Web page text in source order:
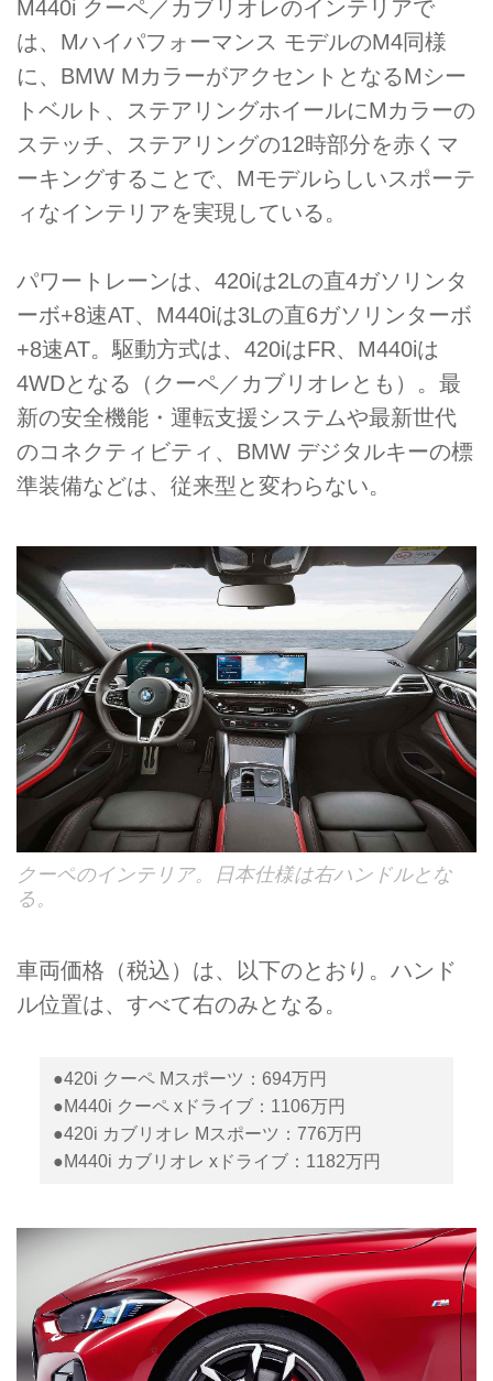
M440i クーペ／カブリオレのインテリアで
は、Mハイパフォーマンス モデルのM4同様
に、BMW MカラーがアクセントとなるMシー
トベルト、ステアリングホイールにMカラーの
ステッチ、ステアリングの12時部分を赤くマ
ーキングすることで、Mモデルらしいスポーテ
ィなインテリアを実現している。
パワートレーンは、420iは2Lの直4ガソリンタ
ーボ+8速AT、M440iは3Lの直6ガソリンターボ
+8速AT。駆動方式は、420iはFR、M440iは
4WDとなる（クーペ／カブリオレとも）。最
新の安全機能・運転支援システムや最新世代
のコネクティビティ、BMW デジタルキーの標
準装備などは、従来型と変わらない。
クーペのインテリア。日本仕様は右ハンドルとな
る。
車両価格（税込）は、以下のとおり。ハンド
ル位置は、すべて右のみとなる。
●420i クーペ Mスポーツ：694万円
●M440i クーペ xドライブ：1106万円
●420i カブリオレ Mスポーツ：776万円
●M440i カブリオレ xドライブ：1182万円